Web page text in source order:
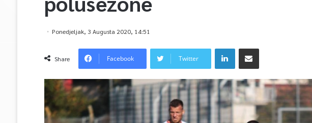
Ponedjeljak, 3 Augusta 2020, 14:51
Share Facebook Twitter